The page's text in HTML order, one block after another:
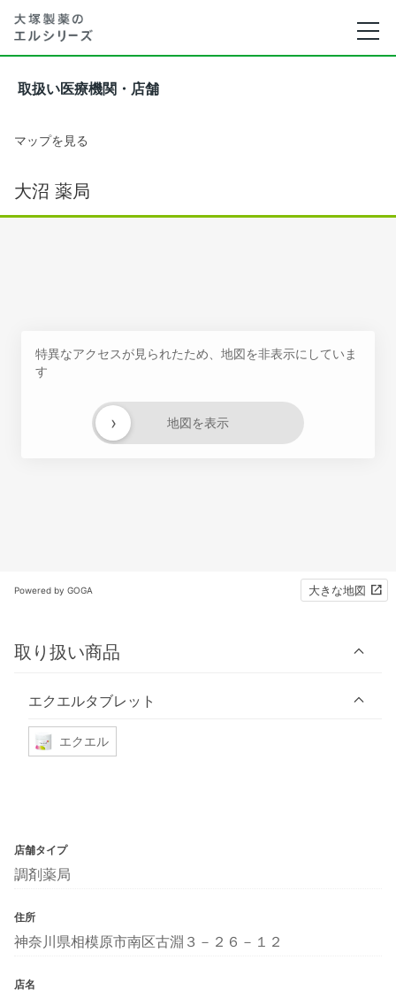
取扱い医療機関・店舗
マップを見る
大沼 薬局
特異なアクセスが見られたため、地図を非表示にしていま
す
地図を表示
›
Powered by GOGA 大きな地図
取り扱い商品
エクエルタブレット
エクエル
店舗タイプ
調剤薬局
住所
神奈川県相模原市南区古淵３－２６－１２
店名